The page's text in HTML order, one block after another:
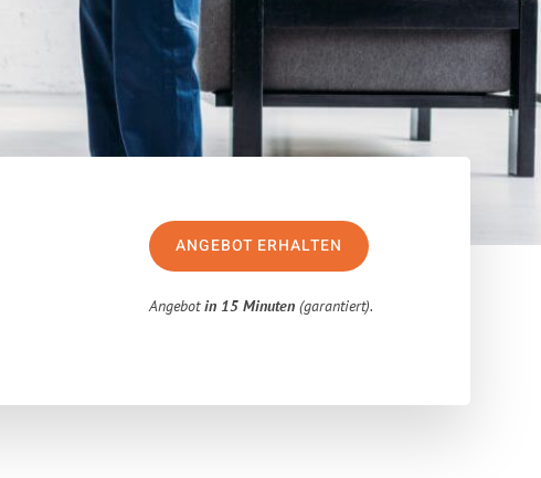
ANGEBOT ERHALTEN
Angebotin 15 Minuten (garantiert).